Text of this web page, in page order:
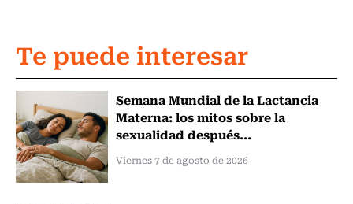
Te puede interesar
Semana Mundial de la Lactancia
Materna: los mitos sobre la
sexualidad después...
Viernes 7 de agosto de 2026